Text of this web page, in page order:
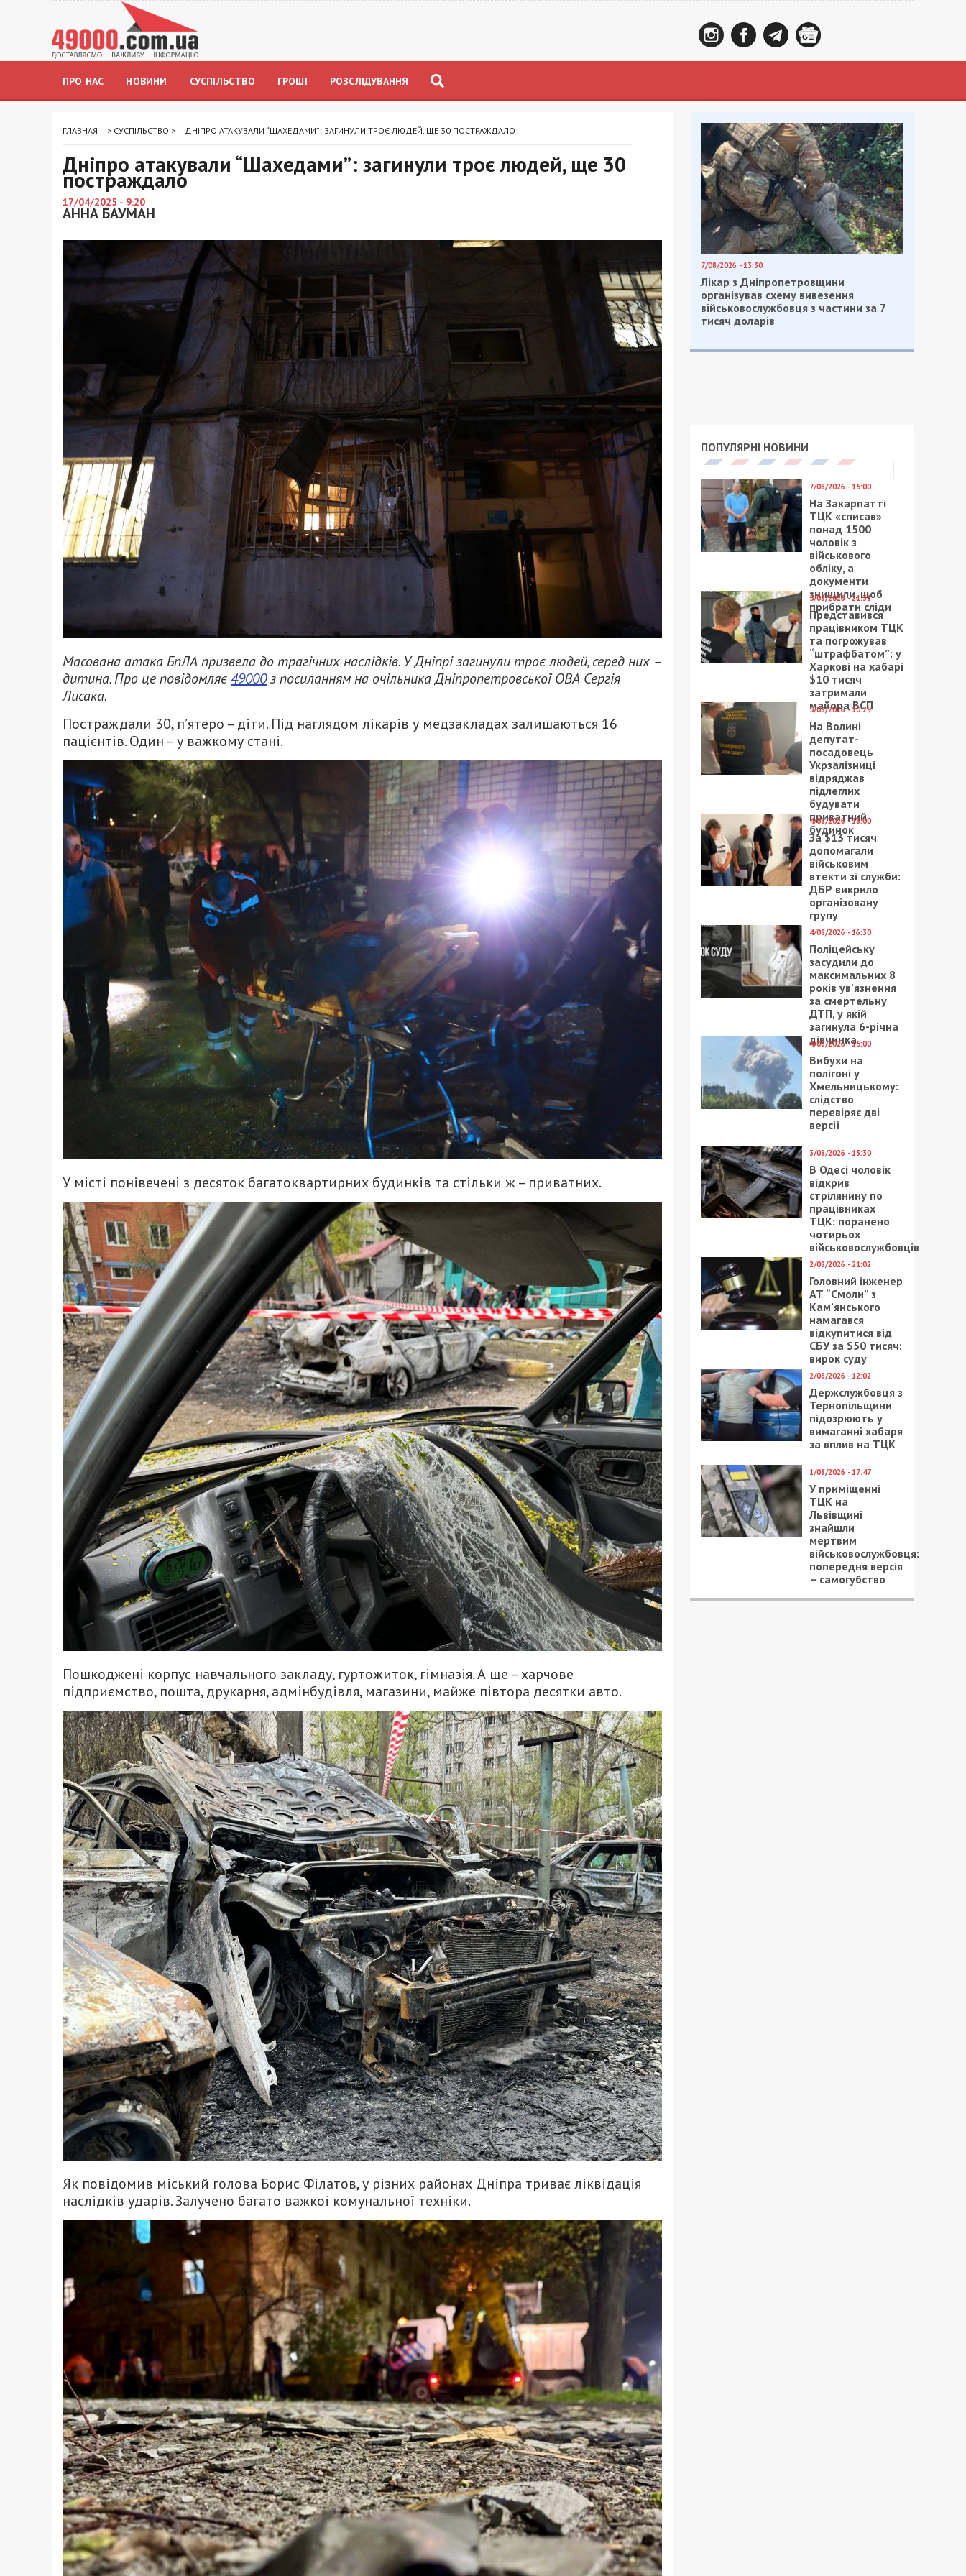
ПРО НАС НОВИНИ СУСПІЛЬСТВО ГРОШІ РОЗСЛІДУВАННЯ
ГЛАВНАЯ > СУСПІЛЬСТВО > ДНІПРО АТАКУВАЛИ “ШАХЕДАМИ”: ЗАГИНУЛИ ТРОЄ ЛЮДЕЙ, ЩЕ 30 ПОСТРАЖДАЛО
Дніпро атакували “Шахедами”: загинули троє людей, ще 30
постраждало
17/04/2025 - 9:20
АННА БАУМАН
Масована атака БпЛА призвела до трагічних наслідків. У Дніпрі загинули троє людей, серед них –
дитина. Про це повідомляє49000з посиланням на очільника Дніпропетровської ОВА Сергія
Лисака.
Постраждали 30, п’ятеро – діти. Під наглядом лікарів у медзакладах залишаються 16
пацієнтів. Один – у важкому стані.
У місті понівечені з десяток багатоквартирних будинків та стільки ж – приватних.
Пошкоджені корпус навчального закладу, гуртожиток, гімназія. А ще – харчове
підприємство, пошта, друкарня, адмінбудівля, магазини, майже півтора десятки авто.
Як повідомив міський голова Борис Філатов, у різних районах Дніпра триває ліквідація
наслідків ударів. Залучено багато важкої комунальної техніки.
7/08/2026 - 13:30
Лікар з Дніпропетровщини
організував схему вивезення
військовослужбовця з частини за 7
тисяч доларів
ПОПУЛЯРНІ НОВИНИ
7/08/2026 - 15:00
На Закарпатті
ТЦК «списав»
понад 1500
чоловік з
військового
обліку, а
документи
знищили, щоб
прибрати сліди
5/08/2026 - 21:31
Представився
працівником ТЦК
та погрожував
“штрафбатом”: у
Харкові на хабарі
$10 тисяч
затримали
майора ВСП
5/08/2026 - 10:29
На Волині
депутат-
посадовець
Укрзалізниці
відряджав
підлеглих
будувати
приватний
будинок
4/08/2026 - 18:00
За $13 тисяч
допомагали
військовим
втекти зі служби:
ДБР викрило
організовану
групу
4/08/2026 - 16:30
Поліцейську
засудили до
максимальних 8
років ув’язнення
за смертельну
ДТП, у якій
загинула 6-річна
дівчинка
4/08/2026 - 15:00
Вибухи на
полігоні у
Хмельницькому:
слідство
перевіряє дві
версії
3/08/2026 - 13:30
В Одесі чоловік
відкрив
стрілянину по
працівниках
ТЦК: поранено
чотирьох
військовослужбовців
2/08/2026 - 21:02
Головний інженер
АТ “Смоли” з
Кам’янського
намагався
відкупитися від
СБУ за $50 тисяч:
вирок суду
2/08/2026 - 12:02
Держслужбовця з
Тернопільщини
підозрюють у
вимаганні хабаря
за вплив на ТЦК
1/08/2026 - 17:47
У приміщенні
ТЦК на
Львівщині
знайшли
мертвим
військовослужбовця:
попередня версія
– самогубство